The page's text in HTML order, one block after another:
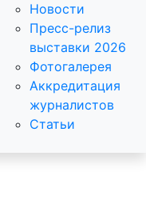
Новости
Пресс-релиз
выставки 2026
Фотогалерея
Аккредитация
журналистов
Статьи